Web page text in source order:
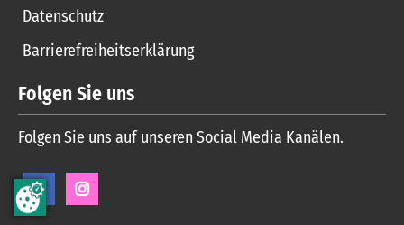
Datenschutz
Barrierefreiheitserklärung
Folgen Sie uns
Folgen Sie uns auf unseren Social Media Kanälen.